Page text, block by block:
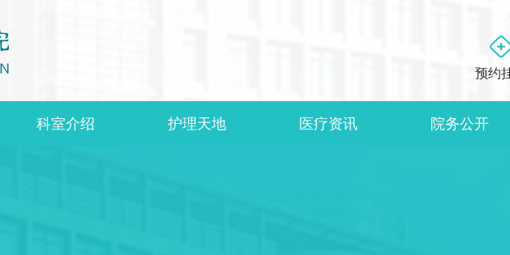
预约
科室介绍 护理天地 医疗资讯 院务公开